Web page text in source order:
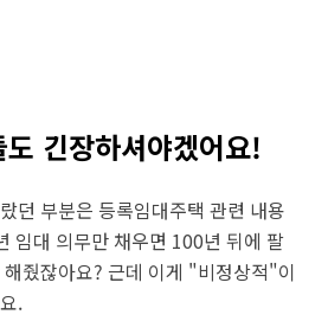
긴장하셔야겠어요!
던 부분은 등록임대주택 관련 내용
임대 의무만 채우면 100년 뒤에 팔
줬잖아요? 근데 이게 "비정상적"이
.